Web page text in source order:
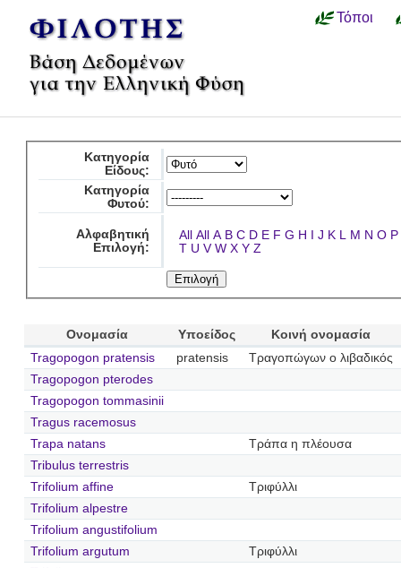
Τόποι
Κατηγορία
Είδους:
Κατηγορία
Φυτού:
Αλφαβητική
Επιλογή:
All All A B C D E F G H I J K L M N O P
T U V W X Y Z
Ονομασία Υποείδος
Κοινή ονομασία
Tragopogon pratensis
pratensis
Τραγοπώγων ο λιβαδικός
Tragopogon pterodes
Tragopogon tommasinii
Tragus racemosus
Trapa natans
Τράπα η πλέουσα
Tribulus terrestris
Trifolium affine
Τριφύλλι
Trifolium alpestre
Trifolium angustifolium
Trifolium argutum
Τριφύλλι